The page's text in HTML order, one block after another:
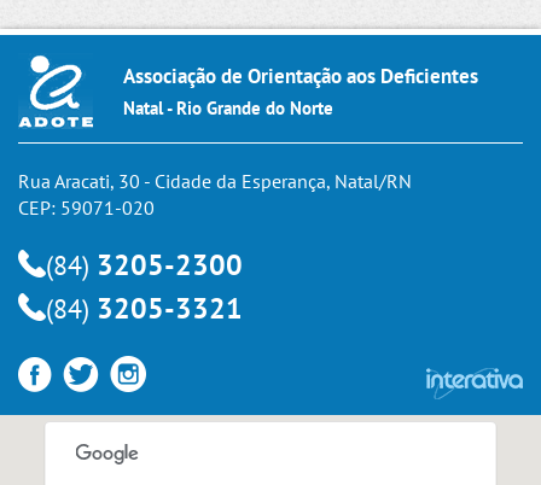
Associação de Orientação aos Deficientes
Natal - Rio Grande do Norte
Rua Aracati, 30 - Cidade da Esperança, Natal/RN
CEP: 59071-020
(84) 3205-2300
(84) 3205-3321